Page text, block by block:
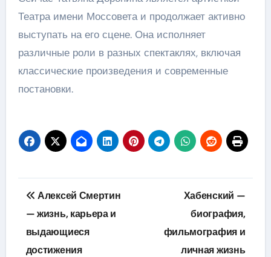
Театра имени Моссовета и продолжает активно
выступать на его сцене. Она исполняет
различные роли в разных спектаклях, включая
классические произведения и современные
постановки.
Навигация
по
записям
Алексей Смертин
— жизнь, карьера и
выдающиеся
достижения
Хабенский —
биография,
фильмография и
личная жизнь